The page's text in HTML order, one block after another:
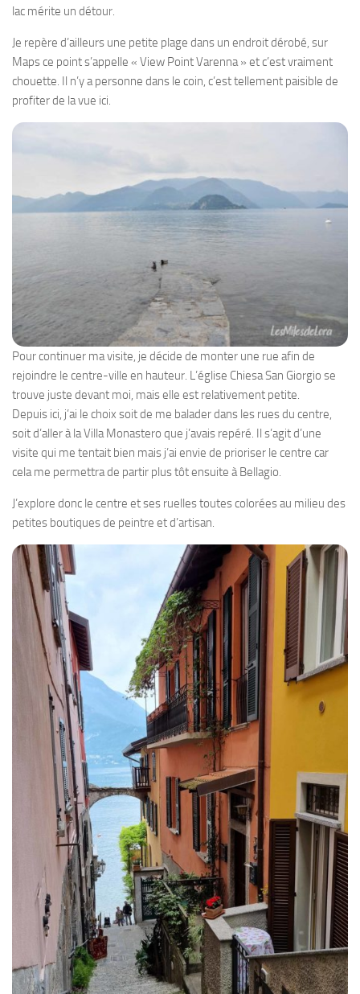
lac mérite un détour.
Je repère d’ailleurs une petite plage dans un endroit dérobé, sur
Maps ce point s’appelle « View Point Varenna » et c’est vraiment
chouette. Il n’y a personne dans le coin, c’est tellement paisible de
profiter de la vue ici.
Pour continuer ma visite, je décide de monter une rue afin de
rejoindre le centre-ville en hauteur. L’église Chiesa San Giorgio se
trouve juste devant moi, mais elle est relativement petite.
Depuis ici, j’ai le choix soit de me balader dans les rues du centre,
soit d’aller à la Villa Monastero que j’avais repéré. Il s’agit d’une
visite qui me tentait bien mais j’ai envie de prioriser le centre car
cela me permettra de partir plus tôt ensuite à Bellagio.
J’explore donc le centre et ses ruelles toutes colorées au milieu des
petites boutiques de peintre et d’artisan.